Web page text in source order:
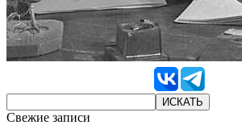
Свежие записи